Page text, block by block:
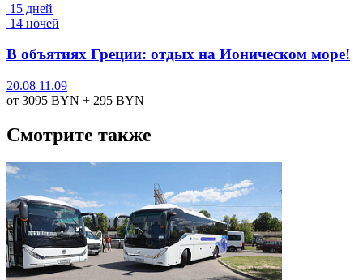
15 дней
14 ночей
В объятиях Греции: отдых на Ионическом море!
20.08 11.09
от 3095 BYN + 295 BYN
Смотрите также